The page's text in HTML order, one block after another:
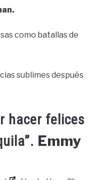
como batallas de
sublimes después
hacer felices
Emmy